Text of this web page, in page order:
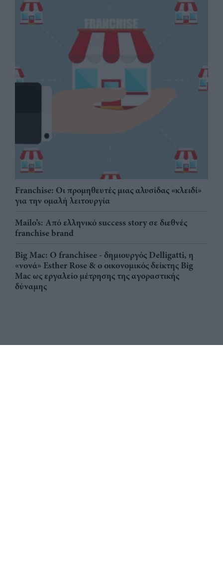
Franchise: Οι προμηθευτές μιας αλυσίδας «κλειδί»
για την ομαλή λειτουργία
Mailo’s: Από ελληνικό success story σε διεθνές
franchise brand
Big Mac: Ο franchisee - δημιουργός Delligatti, η
«νονά» Esther Rose & ο οικονομικός δείκτης Big
Mac ως εργαλείο μέτρησης της αγοραστικής
δύναμης